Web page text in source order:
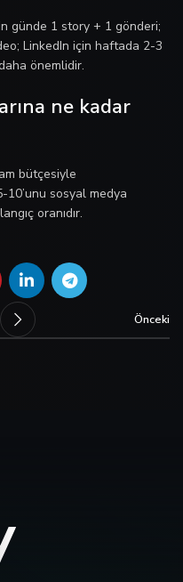
günde 1 story + 1 gönderi;
LinkedIn için haftada 2-3
önemlidir.
ne kadar
bütçesiyle
sosyal medya
oranıdır.
Önceki